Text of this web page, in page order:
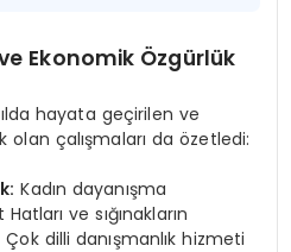
Ekonomik Özgürlük
hayata geçirilen ve
çalışmaları da özetledi:
Kadın dayanışma
ve sığınakların
Çok dilli danışmanlık hizmeti